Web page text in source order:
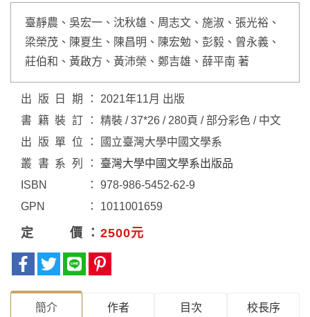
臺靜農、吳宏一、沈秋雄、周志文、施淑、張光裕、
梁榮茂、陳夏生、陳昌明、陳宏勉、彭毅、曾永義、
莊伯和、黃啟方、黃沛榮、鄭吉雄、薛平南 著
出版日期
2021年11月 出版
書籍裝訂
精裝 / 37*26 / 280頁 / 部分彩色 / 中文
出版單位
國立臺灣大學中國文學系
叢書系列
臺灣大學中國文學系出版品
ISBN
978-986-5452-62-9
GPN
1011001659
定價 2500元
簡介 作者 目次 校長序